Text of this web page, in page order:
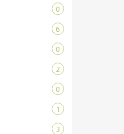
0
6
0
2
0
1
3